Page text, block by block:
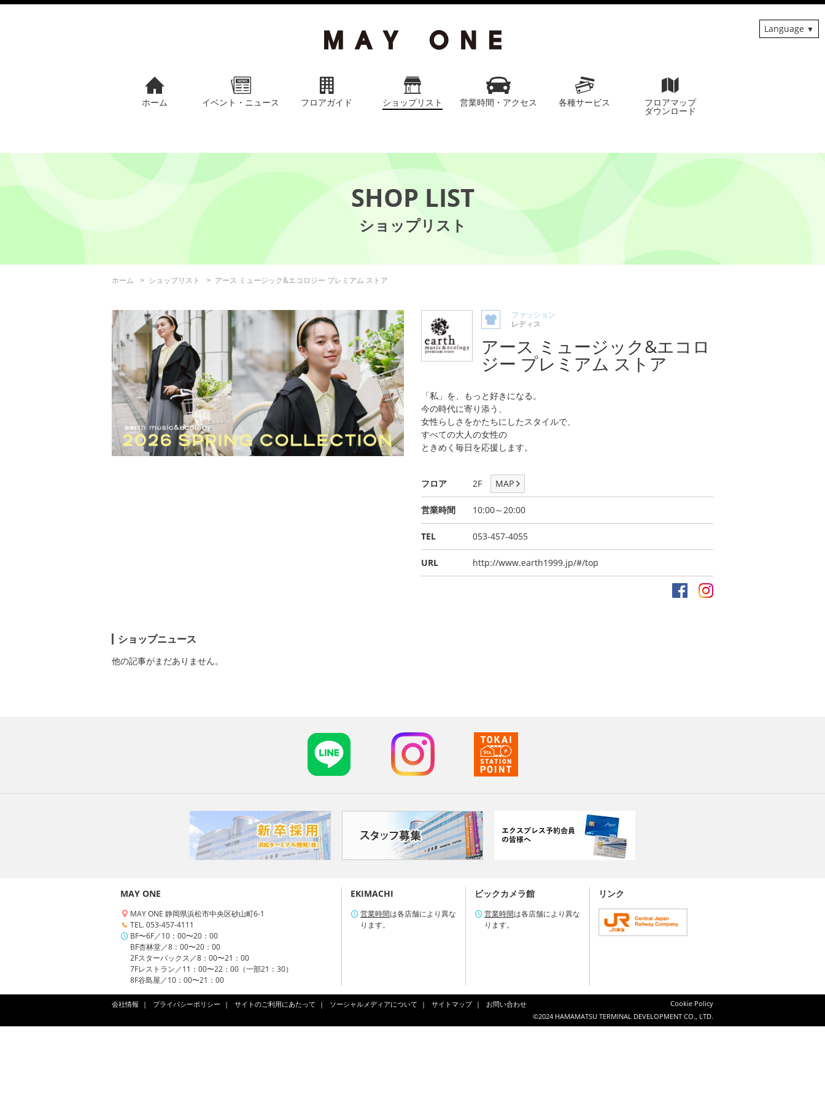
ホーム イベント・ニュース フロアガイド ショップリスト 営業時間・アクセス 各種サービス フロアマップ
ダウンロード
Language
SHOP LIST
ホーム ショップリスト アース ミュージック&エコロジー プレミアム ストア
ファッション
レディス
アース ミュージック&エコロ
ジー プレミアム ストア
「私」を、もっと好きになる。
今の時代に寄り添う、
女性らしさをかたちにしたスタイルで、
すべての大人の女性の
ときめく毎日を応援します。
フロア 2F MAP
営業時間 10:00～20:00
TEL 053-457-4055
URL http://www.earth1999.jp/#/top
ショップニュース
他の記事がまだありません。
MAY ONE
MAY ONE 静岡県浜松市中央区砂山町6-1
TEL. 053-457-4111
BF〜6F／10：00〜20：00
BF杏林堂／8：00〜20：00
2Fスターバックス／8：00〜21：00
7Fレストラン／11：00〜22：00（一部21：30）
8F谷島屋／10：00〜21：00
EKIMACHI
営業時間は各店舗により異な
ります。
ビックカメラ館
営業時間は各店舗により異な
ります。
リンク
会社情報 プライバシーポリシー サイトのご利用にあたって ソーシャルメディアについて サイトマップ お問い合わせ
Cookie Policy
©2024 HAMAMATSU TERMINAL DEVELOPMENT CO., LTD.